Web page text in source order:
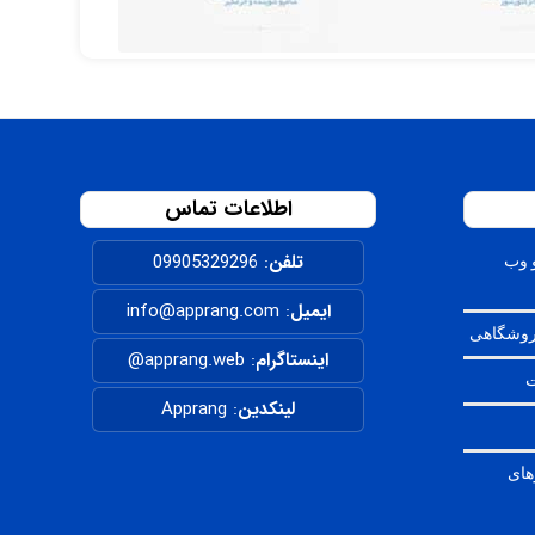
وب
اطلاعات تماس
تلفن:
09905329296
ایمیل: info@apprang.com
اینستاگرام:
apprang.web@
لینکدین:
Apprang